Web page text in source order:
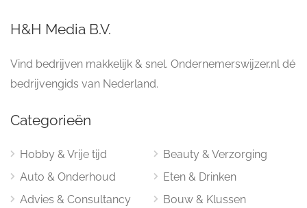
H&H Media B.V.
Vind bedrijven makkelijk & snel. Ondernemerswijzer.nl dé
bedrijvengids van Nederland.
Categorieën
Hobby & Vrije tijd
Auto & Onderhoud
Advies & Consultancy
Beauty & Verzorging
Eten & Drinken
Bouw & Klussen